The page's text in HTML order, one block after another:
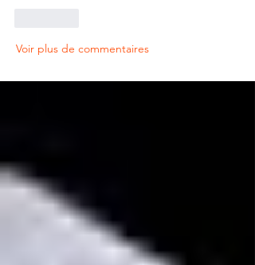
Voir plus de commentaires